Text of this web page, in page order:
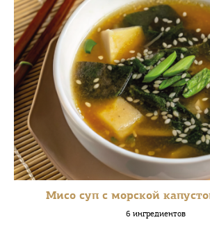
Мисо суп с морской
6 ингредиентов